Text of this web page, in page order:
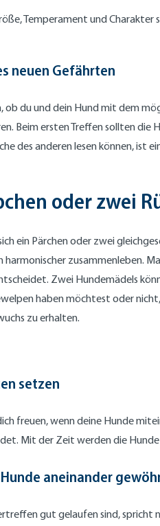
Temperament und
neuen Gefährten
ob du und dein Hund mit dem
Beim ersten Treffen sollten die
des anderen lesen können, ist
oder zwei
ein Pärchen oder zwei
harmonischer zusammenleben.
Zwei Hundemädels
haben möchtest oder
zu erhalten.
setzen
freuen, wenn deine Hunde
Mit der Zeit werden die
aneinander
gut gelaufen sind, spricht